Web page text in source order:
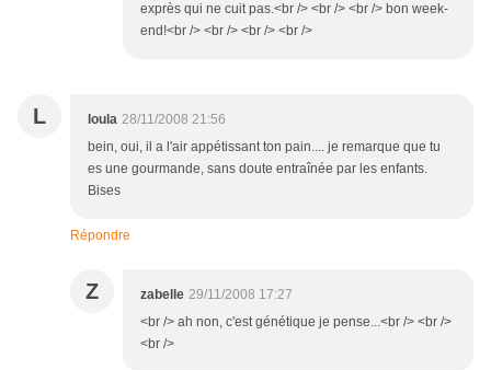
exprès qui ne cuit pas.<br /> <br /> <br /> bon week-
end!<br /> <br /> <br /> <br />
L loula 28/11/2008 21:56
bein, oui, il a l'air appétissant ton pain.... je remarque que tu
es une gourmande, sans doute entraînée par les enfants.
Bises
Répondre
Z zabelle 29/11/2008 17:27
<br /> ah non, c'est génétique je pense...<br /> <br />
<br />